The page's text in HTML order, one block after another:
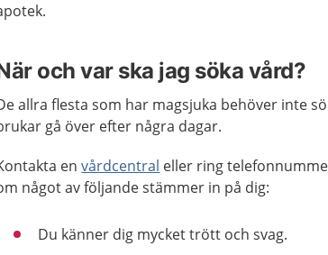
och var ska jag söka vård?
allra flesta som har magsjuka behöver inte
gå över efter några dagar.
envårdcentral eller ring
något av följande stämmer in på dig:
Du känner dig mycket trött och svag.